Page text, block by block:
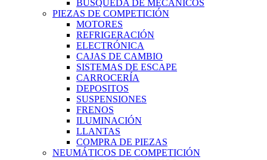
BÚSQUEDA DE MECÁNICOS
PIEZAS DE COMPETICIÓN
MOTORES
REFRIGERACIÓN
ELECTRÓNICA
CAJAS DE CAMBIO
SISTEMAS DE ESCAPE
CARROCERÍA
DEPOSITOS
SUSPENSIONES
FRENOS
ILUMINACIÓN
LLANTAS
COMPRA DE PIEZAS
NEUMÁTICOS DE COMPETICIÓN